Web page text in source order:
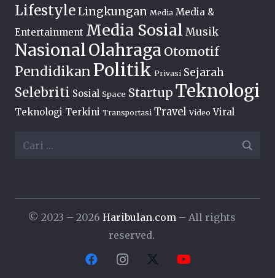
LifestyleLingkungan Media Media &
Entertainment Media Sosial Musik
NasionalOlahraga Otomotif
Pendidikan Politik Privasi Sejarah
Selebriti Sosial Space Startup Teknologi
Teknologi Terkini Transportasi Travel Video Viral
Cari
© 2023 – 2026 Haribulan.com – All rights
reserved.